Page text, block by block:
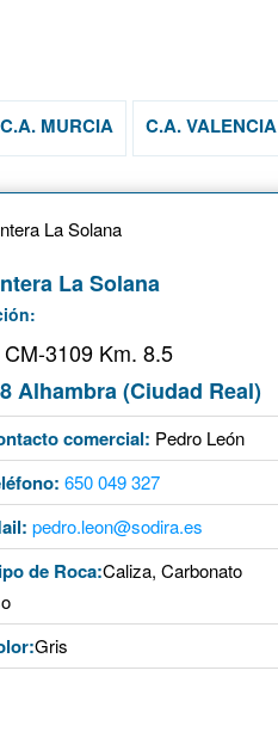
C.A. MURCIA C.A. VALENCIA
La Solana
3109 Km. 8.5
Alhambra (Ciudad Real)
comercial: Pedro León
650 049 327
pedro.leon@sodira.es
de Roca:Caliza, Carbonato
Gris